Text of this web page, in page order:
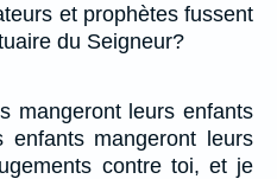
et prophètes fussent
du Seigneur?
mangeront leurs enfants
mangeront leurs
contre toi, et je